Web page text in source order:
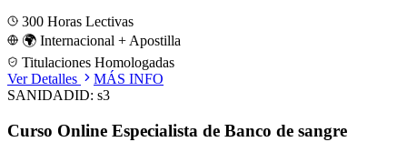
300 Horas Lectivas
🌍 Internacional + Apostilla
Titulaciones Homologadas
Ver Detalles
MÁS INFO
SANIDADID: s3
Curso Online Especialista de Banco de sangre